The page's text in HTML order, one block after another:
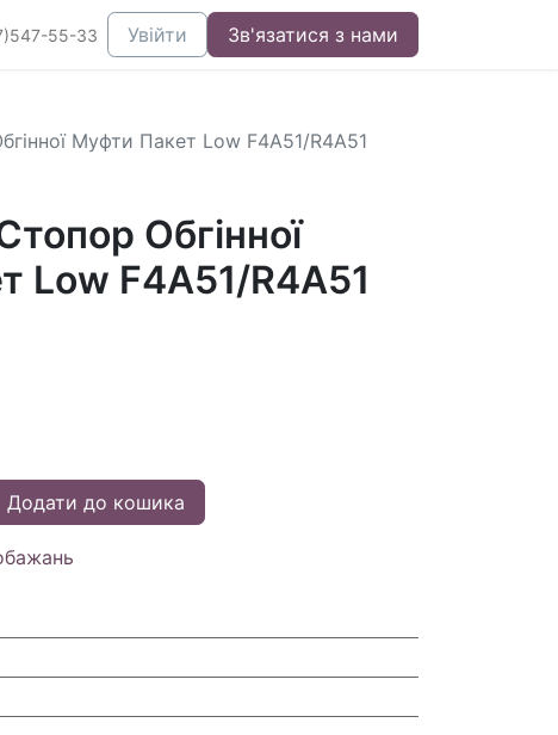
55-33 Увійти Зв'язатися з нами
Муфти Пакет Low F4A51/R4A51
Обгінної
Low F4A51/R4A51
Додати до кошика